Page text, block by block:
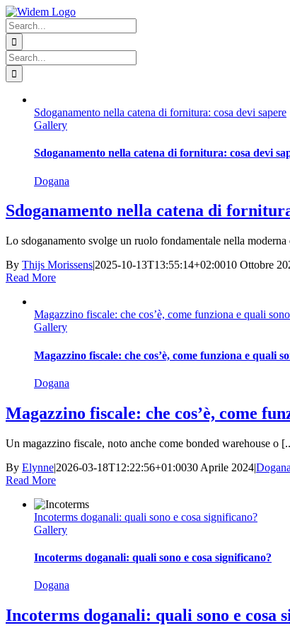
Skip
to
content
Facebook
X
Instagram
Pinterest
Search
for:
Search
for:
Sdoganamento nella catena di fornitura: cosa devi sapere
Gallery
Sdoganamento nella catena di fornitura: cosa devi
Dogana
Sdoganamento nella catena di
Lo sdoganamento svolge un ruolo fondamentale nella moderna
By Thijs Morissens|2025-10-13T13:55:14+02:0010 Ottobre
Read More
Magazzino fiscale: che cos’è, come funziona e quali
Gallery
Magazzino fiscale: che cos’è, come funziona e quali
Dogana
Magazzino fiscale: che cos’è, come
Un magazzino fiscale, noto anche come bonded warehouse o
By Elynne|2026-03-18T12:22:56+01:0030 Aprile 2024|Dogana
Read More
Incoterms doganali: quali sono e cosa significano?
Gallery
Incoterms doganali: quali sono e cosa significano?
Dogana
Incoterms doganali: quali sono e cosa